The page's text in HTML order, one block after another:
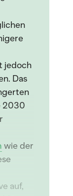
jedoch
Das
2030
wie der
auf,